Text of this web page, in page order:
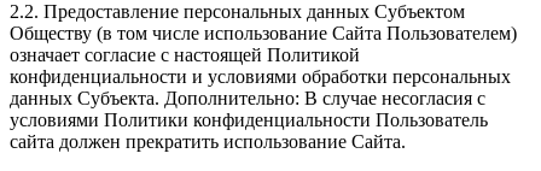
2.2. Предоставление персональных данных Субъектом
Обществу (в том числе использование Сайта Пользователем)
означает согласие с настоящей Политикой
конфиденциальности и условиями обработки персональных
данных Субъекта. Дополнительно: В случае несогласия с
условиями Политики конфиденциальности Пользователь
сайта должен прекратить использование Сайта.